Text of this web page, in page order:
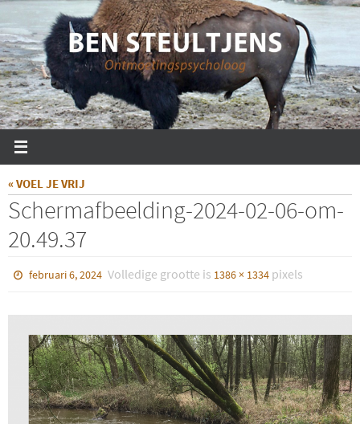
naar
de
inhoud
« VOEL JE VRIJ
Scherm­afbeelding-2024-02-06-om-
20.49.37
februari 6, 2024 Volledige grootte is 1386 × 1334 pixels